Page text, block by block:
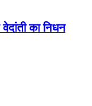
का निधन